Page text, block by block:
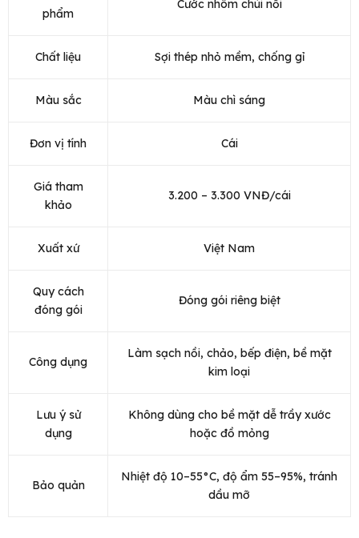
phẩm
Cước nhôm chùi nồi
Chất liệu Sợi thép nhỏ mềm, chống gỉ
Màu sắc Màu chì sáng
Đơn vị tính Cái
Giá tham
khảo
3.200 – 3.300 VNĐ/cái
Xuất xứ Việt Nam
Quy cách
đóng gói
Đóng gói riêng biệt
Công dụng
Làm sạch nồi, chảo, bếp điện, bề mặt
kim loại
Lưu ý sử
dụng
Không dùng cho bề mặt dễ trầy xước
hoặc đồ mỏng
Bảo quản
Nhiệt độ 10–55°C, độ ẩm 55–95%, tránh
dầu mỡ